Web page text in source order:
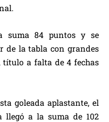
suma 84 puntos y se
de la tabla con grandes
título a falta de 4 fechas
goleada aplastante, el
llegó a la suma de 102